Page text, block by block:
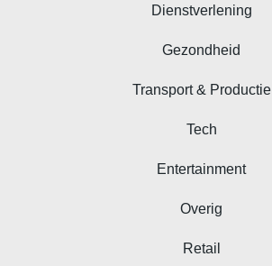
Dienstverlening
Gezondheid
Transport & Productie
Tech
Entertainment
Overig
Retail